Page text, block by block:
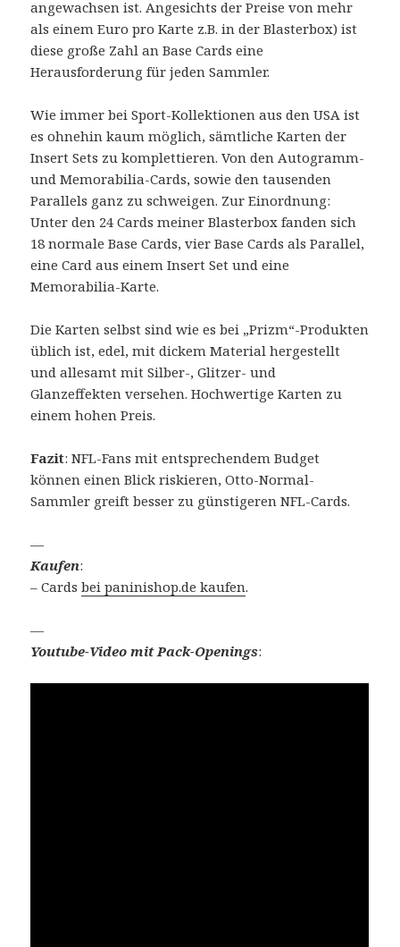
angewachsen ist. Angesichts der Preise von mehr
als einem Euro pro Karte z.B. in der Blasterbox) ist
diese große Zahl an Base Cards eine
Herausforderung für jeden Sammler.
Wie immer bei Sport-Kollektionen aus den USA ist
es ohnehin kaum möglich, sämtliche Karten der
Insert Sets zu komplettieren. Von den Autogramm-
und Memorabilia-Cards, sowie den tausenden
Parallels ganz zu schweigen. Zur Einordnung:
Unter den 24 Cards meiner Blasterbox fanden sich
18 normale Base Cards, vier Base Cards als Parallel,
eine Card aus einem Insert Set und eine
Memorabilia-Karte.
Die Karten selbst sind wie es bei „Prizm“-Produkten
üblich ist, edel, mit dickem Material hergestellt
und allesamt mit Silber-, Glitzer- und
Glanzeffekten versehen. Hochwertige Karten zu
einem hohen Preis.
Fazit: NFL-Fans mit entsprechendem Budget
können einen Blick riskieren, Otto-Normal-
Sammler greift besser zu günstigeren NFL-Cards.
—
Kaufen:
– Cardsbei paninishop.de kaufen.
—
Youtube-Video mit Pack-Openings: